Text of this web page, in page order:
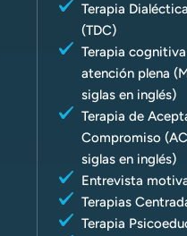
Terapia
(TDC)
Terapia
atención plena
siglas en inglés)
Terapia de
Compromiso
siglas en inglés)
Entrevista
Terapias
Terapia